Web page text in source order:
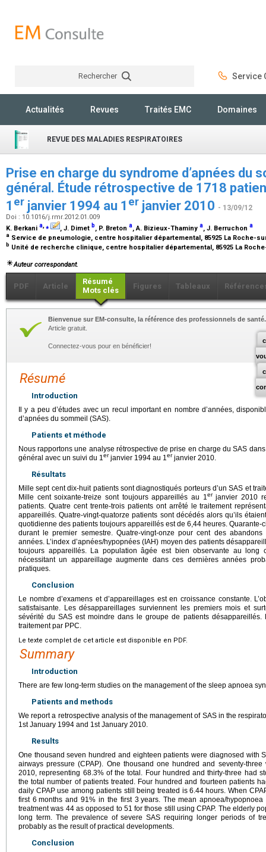
Rechercher Service
Actualités Revues Traités EMC Domaines
REVUE DES MALADIES RESPIRATOIRES
Prise en charge du syndrome d’apnées du
général. Étude rétrospective de 1718
1 er janvier 1994 au 1 er janvier 2010 - 13/09/12
Doi : 10.1016/j.rmr.2012.01.009
K. Berkani a,⁎ , J. Dimet b, P. Breton a, A. Bizieux-Thaminy a, J. Berruchon a
a Service de pneumologie, centre hospitalier départemental, 85925 La Roche-
b Unité de recherche clinique, centre hospitalier départemental, 85925 La
Auteur correspondant.
PDF Article
Résumé
Mots clés
Figures Tableaux
Bienvenue sur EM-consulte, la référence des professionnels de santé.
Article gratuit.
Connectez-vous pour en bénéficier!
Résumé
Introduction
Il y a peu d’études avec un recul important en nombre d’années,
d’apnées du sommeil (SAS).
Patients et méthode
Nous rapportons une analyse rétrospective de prise en charge du SAS
général avec un suivi du 1er janvier 1994 au 1er janvier 2010.
Résultats
Mille sept cent dix-huit patients sont diagnostiqués porteurs d’un SAS et
Mille cent soixante-treize sont toujours appareillés au 1er janvier 2010
patients. Quatre cent trente-trois patients ont arrêté le traitement
appareillés. Quatre-vingt-quatorze patients sont décédés alors qu’ils
quotidienne des patients toujours appareillés est de 6,44 heures. Quarante-
durant le premier semestre. Quatre-vingt-onze pour cent des
années. L’index d’apnées/hypopnées (IAH) moyen des patients
toujours appareillés. La population âgée est bien observante au long
nécessitant un appareillage augmente dans ces dernières années
pratiques.
Conclusion
Le nombre d’examens et d’appareillages est en croissance constante.
satisfaisante. Les désappareillages surviennent les premiers mois et
sévérité du SAS est moindre dans le groupe de patients désappareillés.
traitement par PPC.
Le texte complet de cet article est disponible en PDF.
Summary
Introduction
There are few long-term studies on the management of the sleep apnoea
Patients and methods
We report a retrospective analysis of the management of SAS in the
1st January 1994 and 1st January 2010.
Results
One thousand seven hundred and eighteen patients were diagnosed with
airways pressure (CPAP). One thousand one hundred and seventy-
2010, representing 68.3% of the total. Four hundred and thirty-three had
the total number of patients treated. Four hundred and fourteen patients
daily CPAP use among patients still being treated is 6.44 hours. When
first 6 months and 91% in the first 3 years. The mean apnoea/
treatment was 44 as opposed to 51 for those still using CPAP. The elderly
long term. The prevalence of severe SAS requiring longer periods of
probably as the result of practical developments.
Conclusion